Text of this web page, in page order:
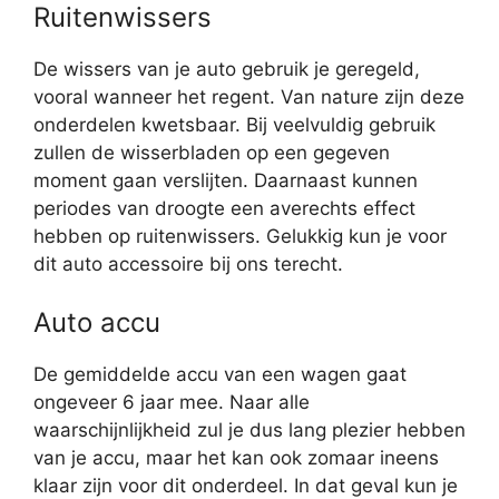
Ruitenwissers
De wissers van je auto gebruik je geregeld,
vooral wanneer het regent. Van nature zijn deze
onderdelen kwetsbaar. Bij veelvuldig gebruik
zullen de wisserbladen op een gegeven
moment gaan verslijten. Daarnaast kunnen
periodes van droogte een averechts effect
hebben op ruitenwissers. Gelukkig kun je voor
dit auto accessoire bij ons terecht.
Auto accu
De gemiddelde accu van een wagen gaat
ongeveer 6 jaar mee. Naar alle
waarschijnlijkheid zul je dus lang plezier hebben
van je accu, maar het kan ook zomaar ineens
klaar zijn voor dit onderdeel. In dat geval kun je